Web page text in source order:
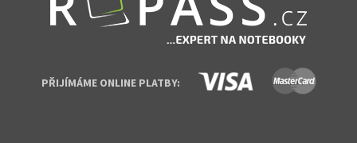
PŘIJÍMÁME ONLINE PLATBY: